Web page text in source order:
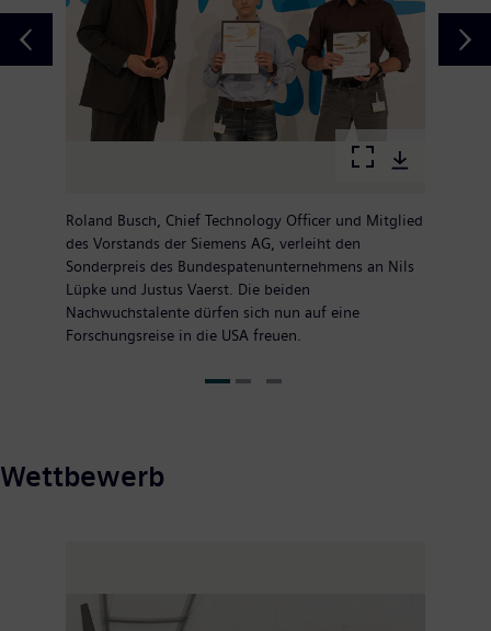
Roland Busch, Chief Technology Officer und Mitglied
des Vorstands der Siemens AG, verleiht den
Sonderpreis des Bundespatenunternehmens an Nils
Lüpke und Justus Vaerst. Die beiden
Nachwuchstalente dürfen sich nun auf eine
Forschungsreise in die USA freuen.
Wettbewerb